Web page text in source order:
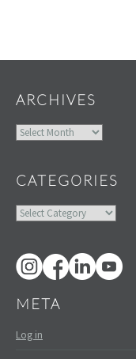
ARCHIVES
Archives
CATEGORIES
Categories
META
Log in